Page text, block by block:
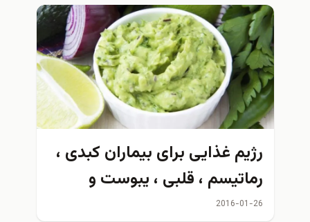
رژیم غذایی برای بیماران کبدی ،
رماتیسم ، قلبی ، یبوست و
اگزمایی
2016-01-26